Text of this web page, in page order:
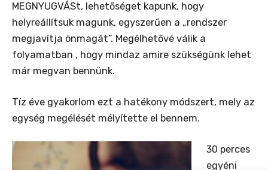
MEGNYUGVÁSt, lehetőséget kapunk, hogy
helyreállítsuk magunk, egyszerűen a „rendszer
megjavítja önmagát”. Megélhetővé válik a
folyamatban , hogy mindaz amire szükségünk lehet
már megvan bennünk.
Tíz éve gyakorlom ezt a hatékony módszert, mely az
egység megélését mélyítette el bennem.
30 perces
egyéni